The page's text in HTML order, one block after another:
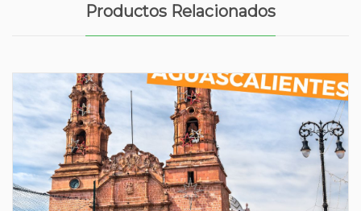
Productos Relacionados